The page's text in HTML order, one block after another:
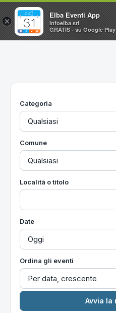
Home
Utilità
Categoria
Comune
Località o titolo
Date
Ordina gli eventi
×
Elba Eventi App
Infoelba srl
GRATIS - su Google Play